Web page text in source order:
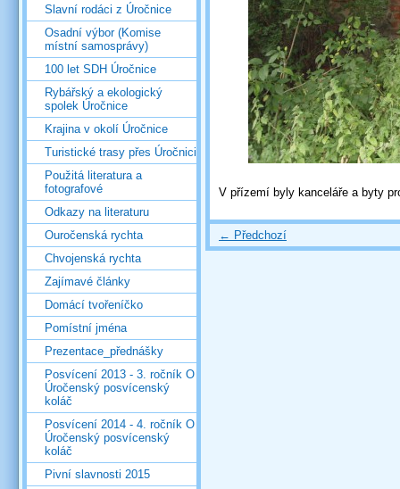
V přízemí byly kanceláře a byty
← Předchozí
Slavní rodáci z Úročnice
Osadní výbor (Komise
místní samosprávy)
100 let SDH Úročnice
Rybářský a ekologický
spolek Úročnice
Krajina v okolí Úročnice
Turistické trasy přes Úročnici
Použitá literatura a
fotografové
Odkazy na literaturu
Ouročenská rychta
Chvojenská rychta
Zajímavé články
Domácí tvořeníčko
Pomístní jména
Prezentace_přednášky
Posvícení 2013 - 3. ročník O
Úročenský posvícenský
koláč
Posvícení 2014 - 4. ročník O
Úročenský posvícenský
koláč
Pivní slavnosti 2015